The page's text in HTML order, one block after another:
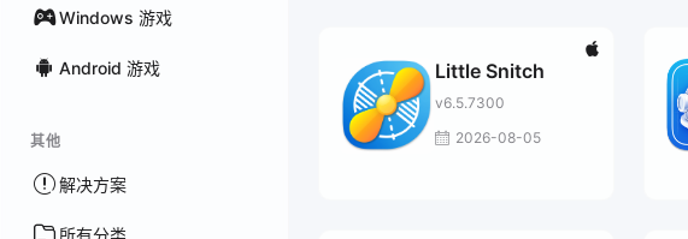
Windows 游戏
Android 游戏
其他
解决方案
所有分类
Little Snitch
v6.5.7300
2026-08-05